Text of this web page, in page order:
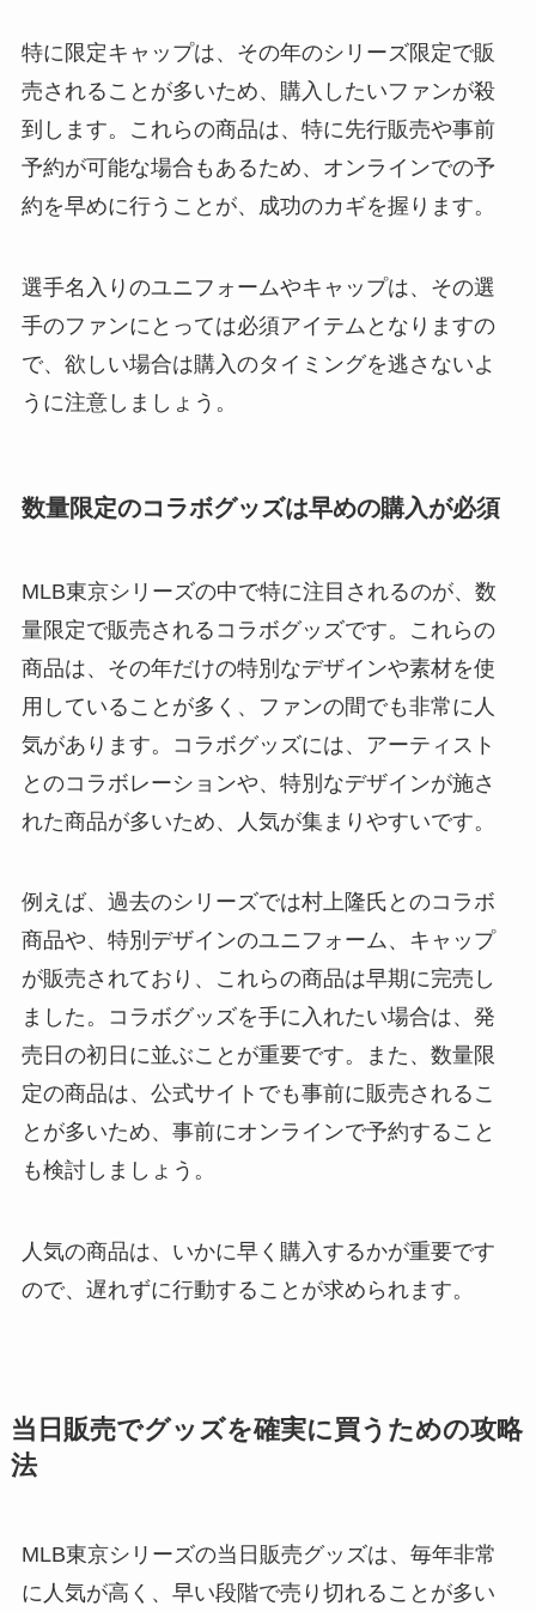
特に限定キャップは、その年のシリーズ限定で販
売されることが多いため、購入したいファンが殺
到します。これらの商品は、特に先行販売や事前
予約が可能な場合もあるため、オンラインでの予
約を早めに行うことが、成功のカギを握ります。
選手名入りのユニフォームやキャップは、その選
手のファンにとっては必須アイテムとなりますの
で、欲しい場合は購入のタイミングを逃さないよ
うに注意しましょう。
数量限定のコラボグッズは早めの購入が必須
MLB東京シリーズの中で特に注目されるのが、数
量限定で販売されるコラボグッズです。これらの
商品は、その年だけの特別なデザインや素材を使
用していることが多く、ファンの間でも非常に人
気があります。コラボグッズには、アーティスト
とのコラボレーションや、特別なデザインが施さ
れた商品が多いため、人気が集まりやすいです。
例えば、過去のシリーズでは村上隆氏とのコラボ
商品や、特別デザインのユニフォーム、キャップ
が販売されており、これらの商品は早期に完売し
ました。コラボグッズを手に入れたい場合は、発
売日の初日に並ぶことが重要です。また、数量限
定の商品は、公式サイトでも事前に販売されるこ
とが多いため、事前にオンラインで予約すること
も検討しましょう。
人気の商品は、いかに早く購入するかが重要です
ので、遅れずに行動することが求められます。
当日販売でグッズを確実に買うための攻略
法
MLB東京シリーズの当日販売グッズは、毎年非常
に人気が高く、早い段階で売り切れることが多い